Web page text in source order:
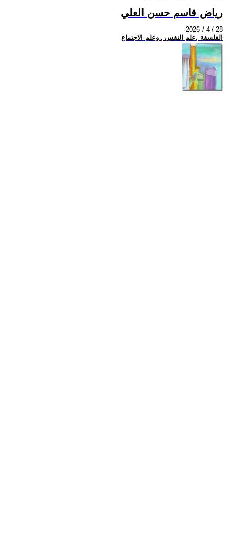
رياض قاسم حسن العلي
2026 / 4 / 28
الفلسفة ,علم النفس , وعلم الاجتماع